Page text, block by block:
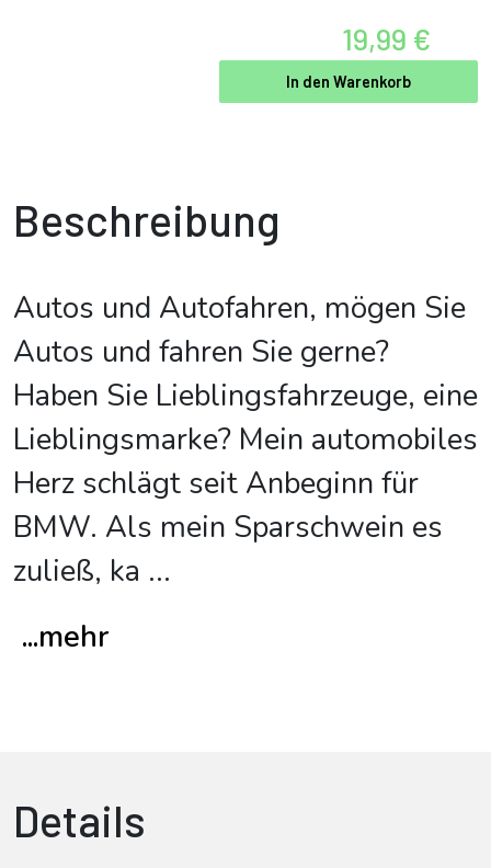
19,99 €
In den Warenkorb
Beschreibung
Autos und Autofahren, mögen Sie
Autos und fahren Sie gerne?
Haben Sie Lieblingsfahrzeuge, eine
Lieblingsmarke? Mein automobiles
Herz schlägt seit Anbeginn für
BMW. Als mein Sparschwein es
zuließ, ka ...
...mehr
Details